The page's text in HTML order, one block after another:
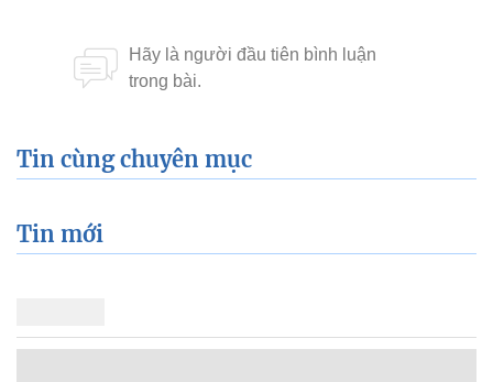
Tin cùng chuyên mục
Tin mới